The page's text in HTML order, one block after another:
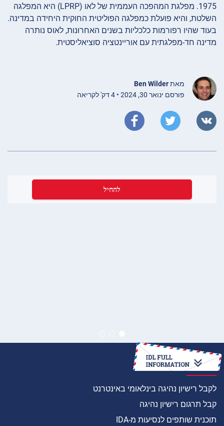
1975. מפלגת המהפכה העממית של לאו (LPRP) היא המפלגה
השלטת, והיא פועלת כמפלגה הפוליטית החוקית היחידה במדינה.
בעוד שהיו רפורמות כלכליות בשנים האחרונות, לאוס נותרה
מדינה חד-מפלגתית עם אוריינטציה סוציאליסטית.
מאתBen Wilder
פורסם ינואר 30, 2024 • 4 דק' לקריאה
להחיל
איך
לקבל רישיון נהיגה בינלאומי באינטרנט
קבל תרגום רישיון נהיגה
תוכנית שותפים לנסיעות מ-IDA